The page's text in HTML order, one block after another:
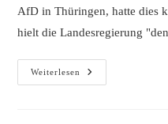
AfD in Thüringen, hatte dies
hielt die Landesregierung
Weiterlesen
Höcke
Hoax